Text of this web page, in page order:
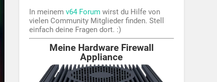
In meinemv64 Forum wirst du Hilfe von
vielen Community Mitglieder finden. Stell
einfach deine Fragen dort. :)
Meine Hardware Firewall
Appliance